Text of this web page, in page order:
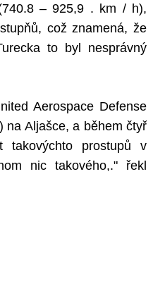
– 925,9 . km / h),
což znamená, že
to byl nesprávný
Aerospace Defense
na Aljašce, a během čtyř
takovýchto prostupů v
nic takového,." řekl